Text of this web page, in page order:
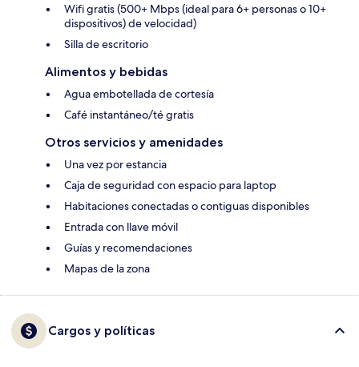
Wifi gratis (500+ Mbps (ideal para 6+ personas o 10+
dispositivos) de velocidad)
Silla de escritorio
Alimentos y bebidas
Agua embotellada de cortesía
Café instantáneo/té gratis
Otros servicios y amenidades
Una vez por estancia
Caja de seguridad con espacio para laptop
Habitaciones conectadas o contiguas disponibles
Entrada con llave móvil
Guías y recomendaciones
Mapas de la zona
Cargos y políticas